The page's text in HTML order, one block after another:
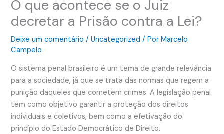
O que acontece se o Juiz
decretar a Prisão contra a Lei?
Deixe um comentário /Uncategorized / PorMarcelo
Campelo
O sistema penal brasileiro é um tema de grande relevância
para a sociedade, já que se trata das normas que regem a
punição daqueles que cometem crimes. A legislação penal
tem como objetivo garantir a proteção dos direitos
individuais e coletivos, bem como a efetivação do
princípio do Estado Democrático de Direito.